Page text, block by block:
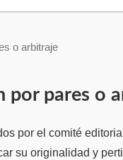
o arbitraje
por pares o
por el comité
su originalidad y